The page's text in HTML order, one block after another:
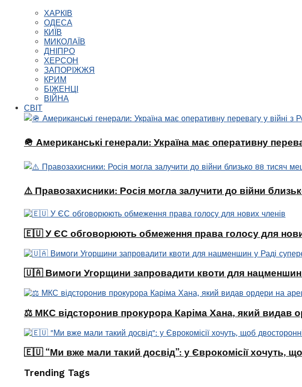
ХАРКІВ
ОДЕСА
КИЇВ
МИКОЛАЇВ
ДНІПРО
ХЕРСОН
ЗАПОРІЖЖЯ
КРИМ
БІЖЕНЦІ
ВІЙНА
СВІТ
🪖 Американські генерали: Україна має оперативну
⚠️ Правозахисники: Росія могла залучити до війни
🇪🇺 У ЄС обговорюють обмеження права голосу для
🇺🇦 Вимоги Угорщини запровадити квоти для нацменшин
⚖️ МКС відсторонив прокурора Каріма Хана, який видав
🇪🇺 “Ми вже мали такий досвід”: у Єврокомісії хочуть,
Trending Tags